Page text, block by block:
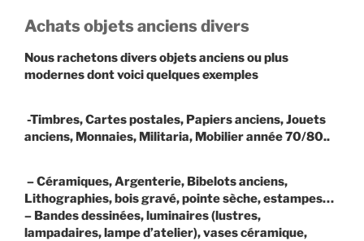
Achats objets anciens divers
Nous rachetons divers objets anciens ou plus
modernes dont voici quelques exemples
-Timbres, Cartes postales, Papiers anciens, Jouets
anciens, Monnaies, Militaria, Mobilier année 70/80..
– Céramiques, Argenterie, Bibelots anciens,
Lithographies, bois gravé, pointe sèche, estampes…
– Bandes dessinées, luminaires (lustres,
lampadaires, lampe d’atelier), vases céramique,